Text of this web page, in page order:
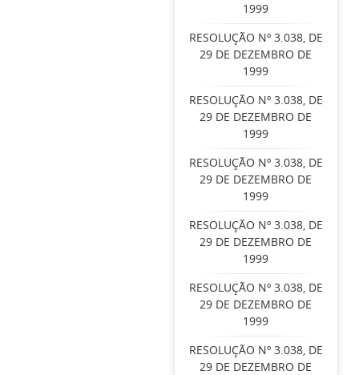
1999
RESOLUÇÃO Nº 3.038, DE
29 DE DEZEMBRO DE
1999
RESOLUÇÃO Nº 3.038, DE
29 DE DEZEMBRO DE
1999
RESOLUÇÃO Nº 3.038, DE
29 DE DEZEMBRO DE
1999
RESOLUÇÃO Nº 3.038, DE
29 DE DEZEMBRO DE
1999
RESOLUÇÃO Nº 3.038, DE
29 DE DEZEMBRO DE
1999
RESOLUÇÃO Nº 3.038, DE
29 DE DEZEMBRO DE